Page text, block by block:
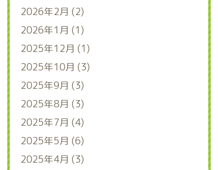
2026年2月 (2)
2026年1月 (1)
2025年12月 (1)
2025年10月 (3)
2025年9月 (3)
2025年8月 (3)
2025年7月 (4)
2025年5月 (6)
2025年4月 (3)